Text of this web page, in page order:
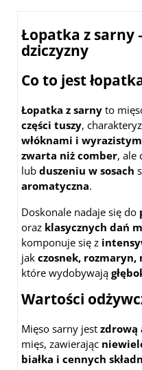
Łopatka z sarny
dziczyzny
Co to jest
Łopatka z sarny to
części tuszy,
włóknami i
zwarta niż comber, ale
lub duszeniu w sosach
aromatyczna.
Doskonale nadaje się do
oraz klasycznych dań
komponuje się z
jak czosnek,
które wydobywają
Wartości
Mięso sarny jest
mięs, zawierając
białka i cennych